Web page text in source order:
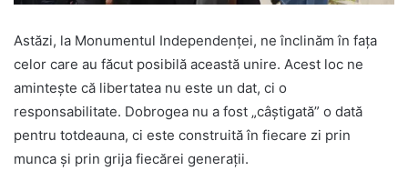
Astăzi, la Monumentul Independenței, ne înclinăm în fața
celor care au făcut posibilă această unire. Acest loc ne
amintește că libertatea nu este un dat, ci o
responsabilitate. Dobrogea nu a fost „câștigată” o dată
pentru totdeauna, ci este construită în fiecare zi prin
munca și prin grija fiecărei generații.